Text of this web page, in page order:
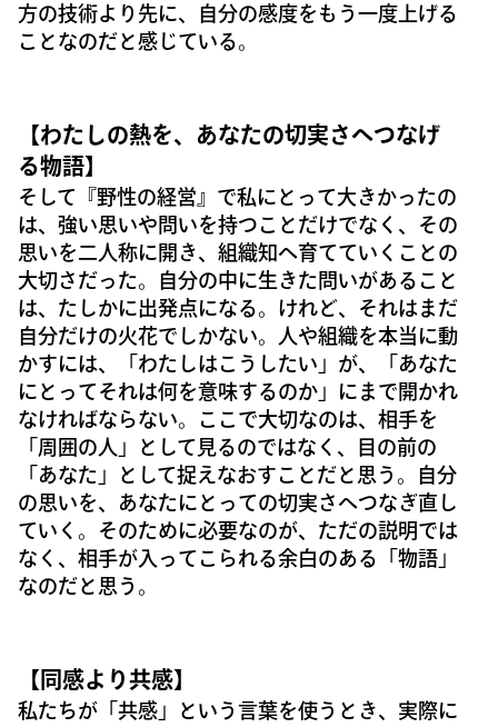
方の技術より先に、自分の感度をもう一度上げる
ことなのだと感じている。
【わたしの熱を、あなたの切実さへつなげ
る物語】
そして『野性の経営』で私にとって大きかったの
は、強い思いや問いを持つことだけでなく、その
思いを二人称に開き、組織知へ育てていくことの
大切さだった。自分の中に生きた問いがあること
は、たしかに出発点になる。けれど、それはまだ
自分だけの火花でしかない。人や組織を本当に動
かすには、「わたしはこうしたい」が、「あなた
にとってそれは何を意味するのか」にまで開かれ
なければならない。ここで大切なのは、相手を
「周囲の人」として見るのではなく、目の前の
「あなた」として捉えなおすことだと思う。自分
の思いを、あなたにとっての切実さへつなぎ直し
ていく。そのために必要なのが、ただの説明では
なく、相手が入ってこられる余白のある「物語」
なのだと思う。
【同感より共感】
私たちが「共感」という言葉を使うとき、実際に